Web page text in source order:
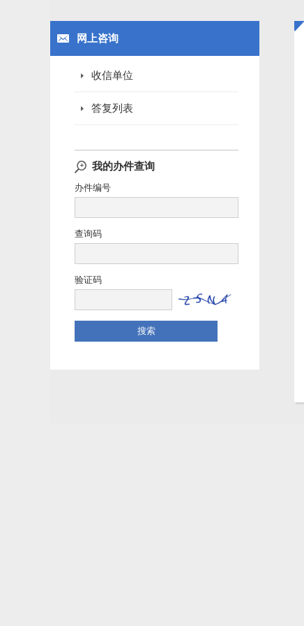
网上咨询
收信单位
答复列表
我的办件查询
办件编号
查询码
验证码